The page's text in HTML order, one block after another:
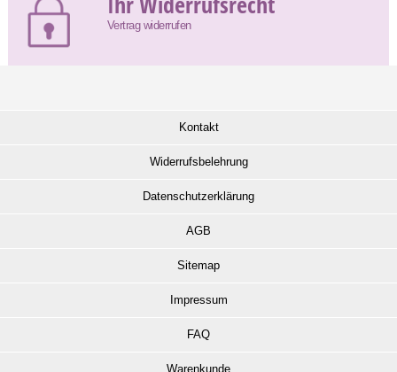
Vertrag widerrufen
Kontakt
Widerrufsbelehrung
Datenschutzerklärung
AGB
Sitemap
Impressum
FAQ
Warenkunde